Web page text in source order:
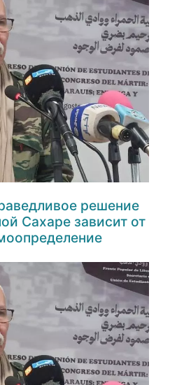
решение
Сахаре зависит от